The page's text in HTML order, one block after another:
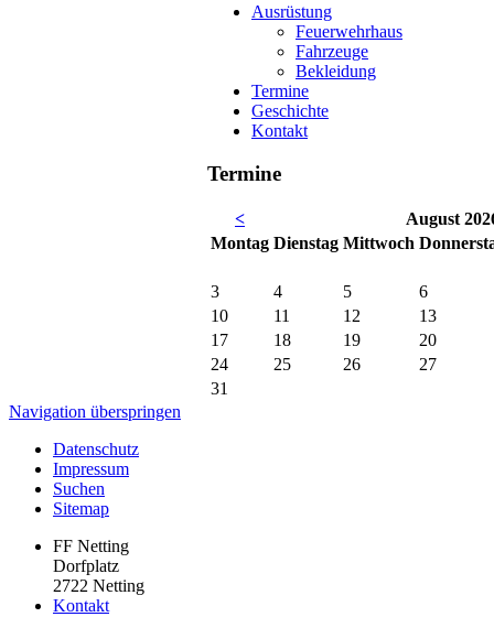
Ausrüstung
Feuerwehrhaus
Fahrzeuge
Bekleidung
Termine
Geschichte
Kontakt
Termine
<
August
Montag Dienstag Mittwoch Do
3 4 5
6
10
11 12
13
17
18 19
20
24
25 26
27
31
Navigation überspringen
Datenschutz
Impressum
Suchen
Sitemap
FF Netting
Dorfplatz
2722 Netting
Kontakt